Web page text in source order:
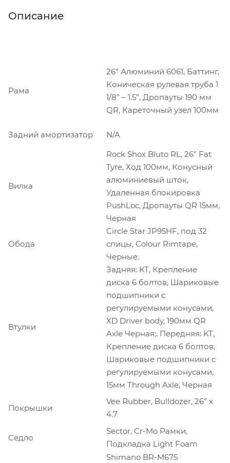
Описание
Рама
26” Алюминий 6061, Баттинг,
Коническая рулевая труба 1
1/8” – 1.5”, Дропауты 190 мм
QR, Кареточный узел 100мм
Задний амортизатор N/A
Вилка
Rock Shox Bluto RL, 26" Fat
Tyre, Ход 100мм, Конусный
алюминиевый шток,
Удаленная блокировка
PushLoc, Дропауты QR 15мм,
Черная
Обода
Circle Star JP95HF, под 32
спицы, Colour Rimtape,
Черные.
Втулки
Задняя: KT, Крепление
диска 6 болтов, Шариковые
подшипники с
регулируемыми конусами,
XD Driver body, 190мм QR
Axle Черная;. Передняя: KT,
Крепление диска 6 болтов,
Шариковые подшипники с
регулируемыми конусами,
15мм Through Axle, Черная
Покрышки
Vee Rubber, Bulldozer, 26” x
4.7
Седло
Sector, Cr-Mo Рамки,
Подкладка Light Foam
Shimano BR-M675